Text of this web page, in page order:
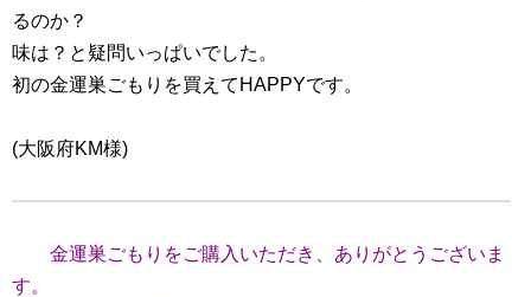
るのか？
味は？と疑問いっぱいでした。
初の金運巣ごもりを買えてHAPPYです。
(大阪府KM様)
金運巣ごもりをご購入いただき、ありがとうございま
す。